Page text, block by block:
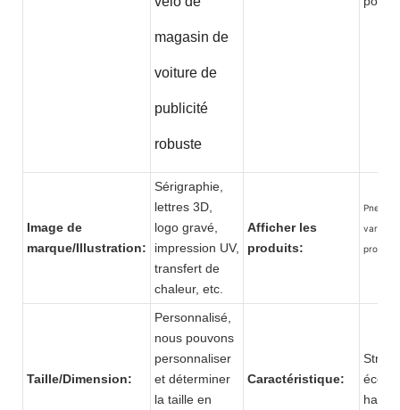
magasin de
voiture de
publicité
robuste
Image de
marque/Illustration:
Sérigraphie,
lettres 3D,
logo gravé,
impression UV,
transfert de
chaleur, etc.
Afficher les
produits:
Pneu
variété
Taille/Dimension:
Personnalisé,
nous pouvons
personnaliser
et déterminer
la taille en
Caractéristique:
haute